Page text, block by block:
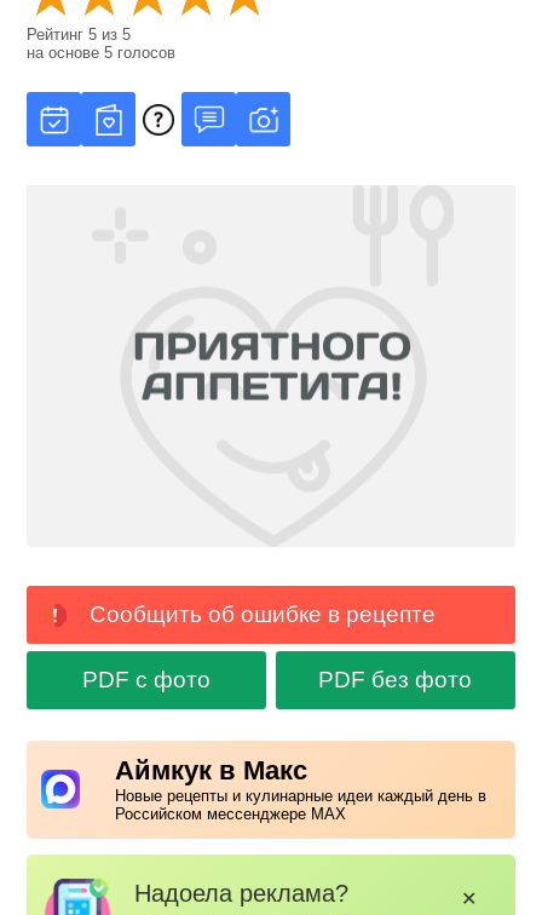
Рейтинг5 из5
на основе5 голосов
Сообщить об ошибке в рецепте
PDF с фото PDF без фото
Аймкук в Макс
Новые рецепты и кулинарные идеи каждый день в
Российском мессенджере MAX
Надоела реклама? ✕